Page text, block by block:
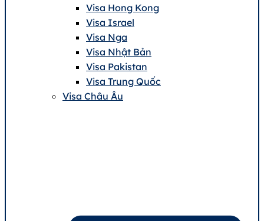
Visa Hong Kong
Visa Israel
Visa Nga
Visa Nhật Bản
Visa Pakistan
Visa Trung Quốc
Visa Châu Âu